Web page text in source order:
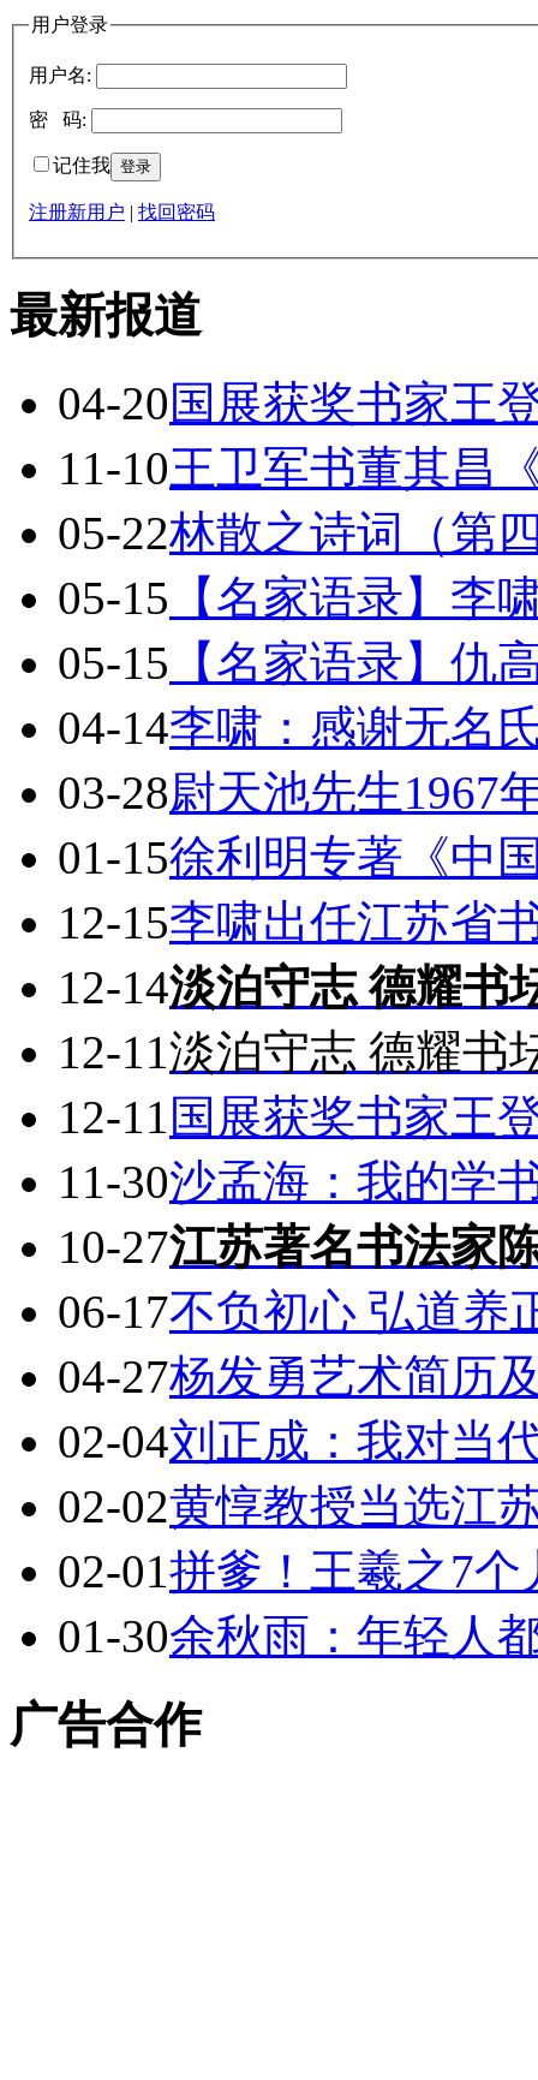
用户登录
用户名:
密 码:
记住我
注册新用户 找回密码
最新报道
04-20国展获奖书家王
11-10王卫军书董其昌
05-22林散之诗词（第
05-15 【名家语录】
05-15 【名家语录】
04-14李啸：感谢无名
03-28尉天池先生1967
01-15徐利明专著《中
12-15李啸出任江苏省
12-14淡泊守志 德耀
12-11淡泊守志 德耀
12-11 国展获奖书家王
11-30沙孟海：我的学
10-27江苏著名书法家
06-17不负初心 弘道
04-27杨发勇艺术简历
02-04刘正成：我对当
02-02黄惇教授当选江
02-01拼爹！王羲之7
01-30余秋雨：年轻人
广告合作